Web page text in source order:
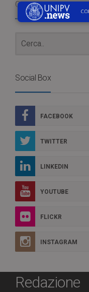
Cerca
Social Box
FACEBOOK
TWITTER
LINKEDIN
YOUTUBE
FLICKR
INSTAGRAM
Redazione